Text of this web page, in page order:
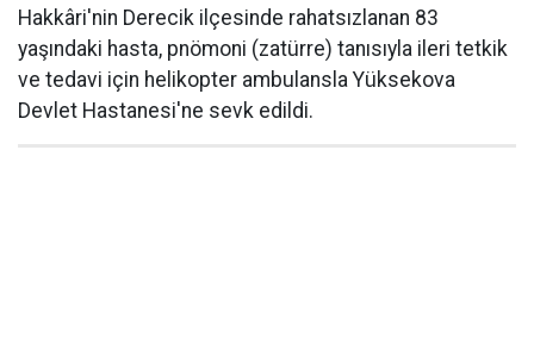
Hakkâri'nin Derecik ilçesinde rahatsızlanan 83
yaşındaki hasta, pnömoni (zatürre) tanısıyla ileri tetkik
ve tedavi için helikopter ambulansla Yüksekova
Devlet Hastanesi'ne sevk edildi.